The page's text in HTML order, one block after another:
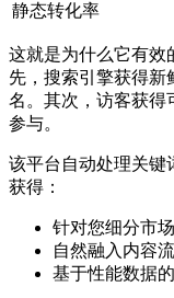
静态转化率
这就是为什么它有效
先，搜索引擎获得新
名。其次，访客获得
参与。
该平台自动处理关键
获得：
针对您细分市
自然融入内容
基于性能数据